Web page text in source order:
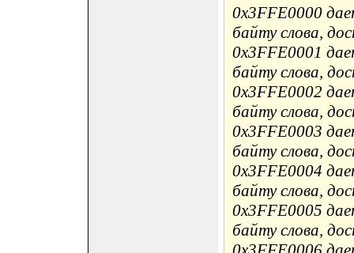
0x3FFE0000
байту слова,
0x3FFE0001
байту слова,
0x3FFE0002
байту слова,
0x3FFE0003
байту слова,
0x3FFE0004
байту слова,
0x3FFE0005
байту слова,